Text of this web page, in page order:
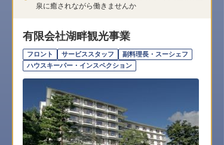
泉に癒されながら働きませんか
有限会社湖畔観光事業
フロント サービススタッフ
副料理長・スーシェフ
ハウスキーパー・インスペクション